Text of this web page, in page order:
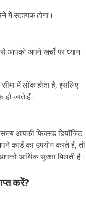
में सहायक होगा।
आपको अपने खर्चों पर ध्यान
में लॉक होता है, इसलिए
हो जाते हैं।
आपकी फिक्स्ड डिपॉजिट
कार्ड का उपयोग करते हैं, तो
आर्थिक सुरक्षा मिलती है।
करें?